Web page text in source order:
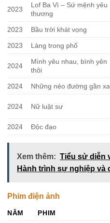
2023
Lof Ba Vì – Sứ mệnh yêu
thương
2023 Bầu trời khát vọng
2023 Làng trong phố
2024
Mình yêu nhau, bình yên
thôi
2024 Những nẻo đường gần xa
2024 Nữ luật sư
2024 Độc đạo
Xem thêm: Tiểu sử diễn
Hành trình sự nghiệp và
Phim điện ảnh
NĂM PHIM